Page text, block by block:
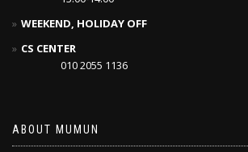
WEEKEND, HOLIDAY OFF
CS CENTER
010 2055 1136
ABOUT MUMUN